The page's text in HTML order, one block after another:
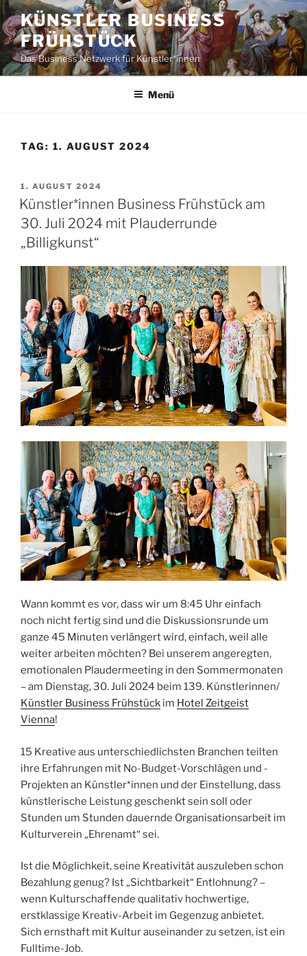
Zum
Inhalt
springen
KÜNSTLER BUSINESS
FRÜHSTÜCK
Das Business Netzwerk für Künstler*innen
Menü
TAG: 1. AUGUST 2024
VERÖFFENTLICHT
AM
1. AUGUST 2024
Künstler*innen Business Frühstück am
30. Juli 2024 mit Plauderrunde
„Billigkunst“
Wann kommt es vor, dass wir um 8:45 Uhr einfach
noch nicht fertig sind und die Diskussionsrunde um
ganze 45 Minuten verlängert wird, einfach, weil alle
weiter arbeiten möchten? Bei unserem angeregten,
emotionalen Plaudermeeting in den Sommermonaten
– am Dienstag, 30. Juli 2024 beim 139. Künstlerinnen/
Künstler Business Frühstück im Hotel Zeitgeist
Vienna!
15 Kreative aus unterschiedlichsten Branchen teilten
ihre Erfahrungen mit No-Budget-Vorschlägen und -
Projekten an Künstler*innen und der Einstellung, dass
künstlerische Leistung geschenkt sein soll oder
Stunden um Stunden dauernde Organisationsarbeit im
Kulturverein „Ehrenamt“ sei.
Ist die Möglichkeit, seine Kreativität auszuleben schon
Bezahlung genug? Ist „Sichtbarkeit“ Entlohnung? –
wenn Kulturschaffende qualitativ hochwertige,
erstklassige Kreativ-Arbeit im Gegenzug anbietet.
Sich ernsthaft mit Kultur auseinander zu setzen, ist ein
Fulltime-Job.